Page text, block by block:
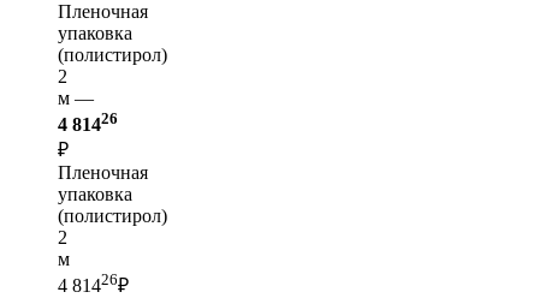
Пленочная
упаковка
(полистирол)
2
м —
4 81426
₽
Пленочная
упаковка
(полистирол)
2
м
4 81426₽